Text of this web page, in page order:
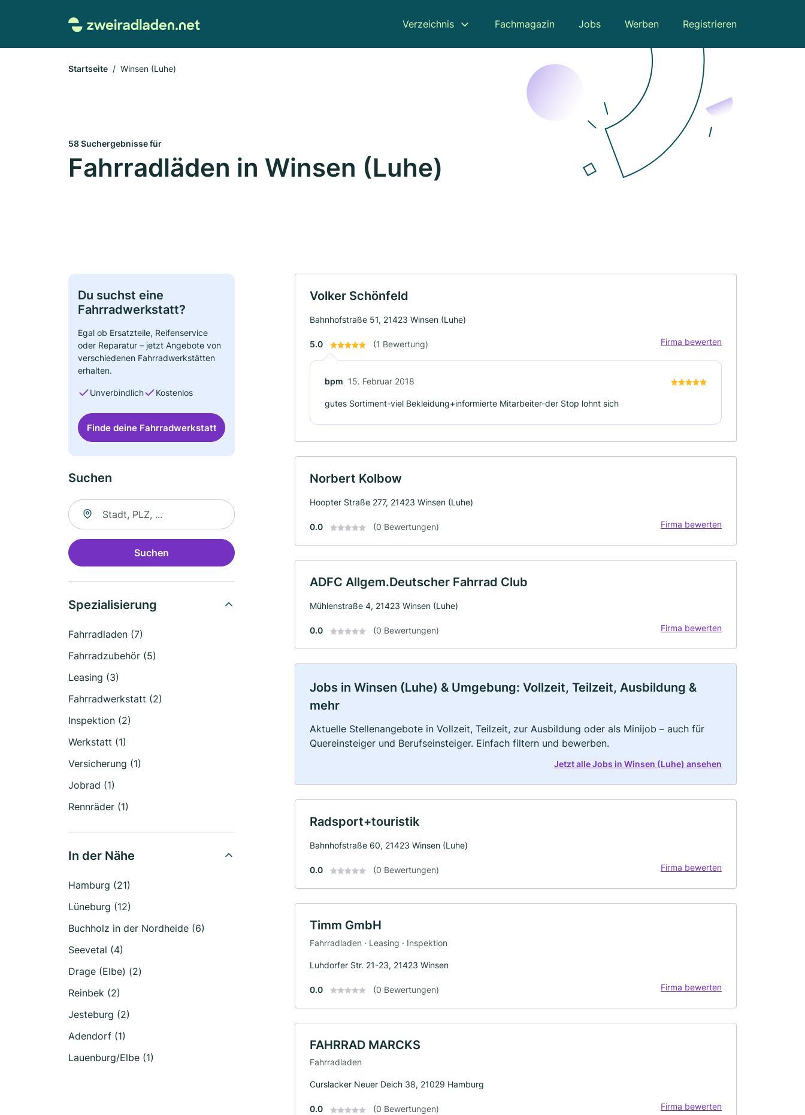
Verzeichnis Fachmagazin Jobs Werben Registrieren
Startseite Winsen (Luhe)
58 Suchergebnisse für
Fahrradläden in Winsen (Luhe)
Du suchst eine
Fahrradwerkstatt?
Egal ob Ersatzteile, Reifenservice
oder Reparatur – jetzt Angebote von
verschiedenen Fahrradwerkstätten
erhalten.
Unverbindlich Kostenlos
Finde deine Fahrradwerkstatt
Suchen
Suche nach Ort
Suchen
Spezialisierung
Fahrradladen (7)
Fahrradzubehör (5)
Leasing (3)
Fahrradwerkstatt (2)
Inspektion (2)
Werkstatt (1)
Versicherung (1)
Jobrad (1)
Rennräder (1)
In der Nähe
Hamburg (21)
Lüneburg (12)
Buchholz in der Nordheide (6)
Seevetal (4)
Drage (Elbe) (2)
Reinbek (2)
Jesteburg (2)
Adendorf (1)
Lauenburg/Elbe (1)
Volker Schönfeld
Bahnhofstraße 51, 21423 Winsen (Luhe)
5.0 (1 Bewertung) Firma bewerten
bpm 15. Februar 2018
gutes Sortiment-viel Bekleidung+informierte Mitarbeiter-der Stop lohnt sich
Norbert Kolbow
Hoopter Straße 277, 21423 Winsen (Luhe)
0.0 (0 Bewertungen) Firma bewerten
ADFC Allgem.Deutscher Fahrrad Club
Mühlenstraße 4, 21423 Winsen (Luhe)
0.0 (0 Bewertungen) Firma bewerten
Jobs in Winsen (Luhe) & Umgebung: Vollzeit, Teilzeit, Ausbildung &
mehr
Aktuelle Stellenangebote in Vollzeit, Teilzeit, zur Ausbildung oder als Minijob – auch für
Quereinsteiger und Berufseinsteiger. Einfach filtern und bewerben.
Jetzt alle Jobs in Winsen (Luhe) ansehen
Radsport+touristik
Bahnhofstraße 60, 21423 Winsen (Luhe)
0.0 (0 Bewertungen) Firma bewerten
Timm GmbH
Fahrradladen · Leasing · Inspektion
Luhdorfer Str. 21-23, 21423 Winsen
0.0 (0 Bewertungen) Firma bewerten
FAHRRAD MARCKS
Fahrradladen
Curslacker Neuer Deich 38, 21029 Hamburg
0.0 (0 Bewertungen) Firma bewerten